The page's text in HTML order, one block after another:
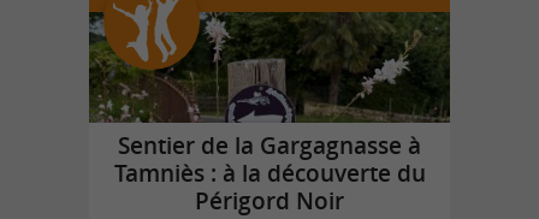
Sentier de la Gargagnasse à
Tamniès : à la découverte du
Périgord Noir